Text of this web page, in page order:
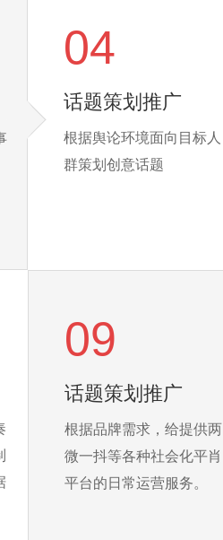
04
话题策划推广
根据舆论环境面向目标人
群策划创意话题
09
话题策划推广
根据品牌需求，给提供两
微一抖等各种社会化平肖
平台的日常运营服务。